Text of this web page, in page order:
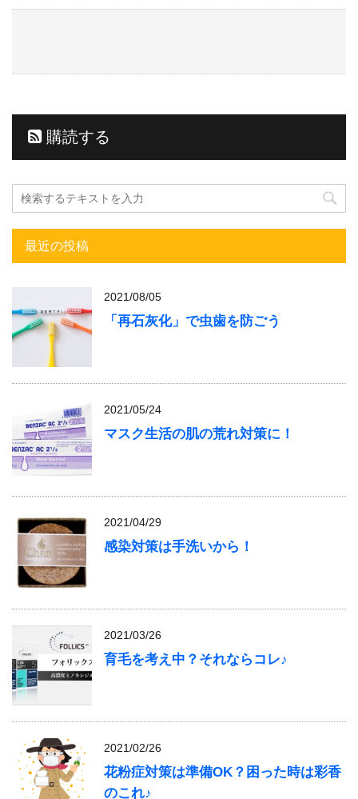
購読する
最近の投稿
2021/08/05
「再石灰化」で虫歯を防ごう
2021/05/24
マスク生活の肌の荒れ対策に！
2021/04/29
感染対策は手洗いから！
2021/03/26
育毛を考え中？それならコレ♪
2021/02/26
花粉症対策は準備OK？困った時は彩香
のこれ♪